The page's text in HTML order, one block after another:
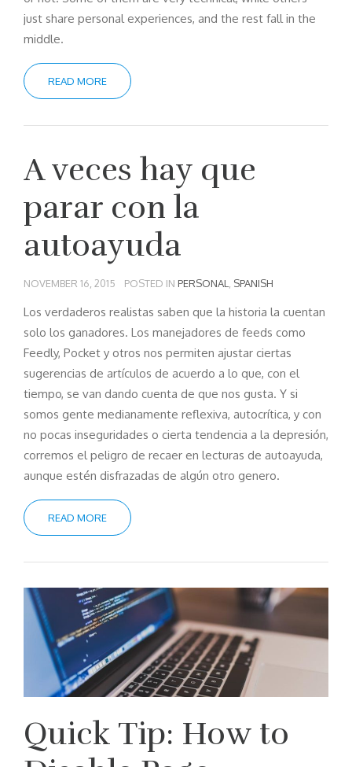
just share personal experiences, and the rest fall in the
middle.
READ MORE
A veces hay que
parar con la
autoayuda
NOVEMBER 16, 2015 POSTED IN PERSONAL SPANISH
Los verdaderos realistas saben que la historia la cuentan
solo los ganadores. Los manejadores de feeds como
Feedly, Pocket y otros nos permiten ajustar ciertas
sugerencias de artículos de acuerdo a lo que, con el
tiempo, se van dando cuenta de que nos gusta. Y si
somos gente medianamente reflexiva, autocrítica, y con
no pocas inseguridades o cierta tendencia a la depresión,
corremos el peligro de recaer en lecturas de autoayuda,
aunque estén disfrazadas de algún otro genero.
READ MORE
Quick Tip: How to